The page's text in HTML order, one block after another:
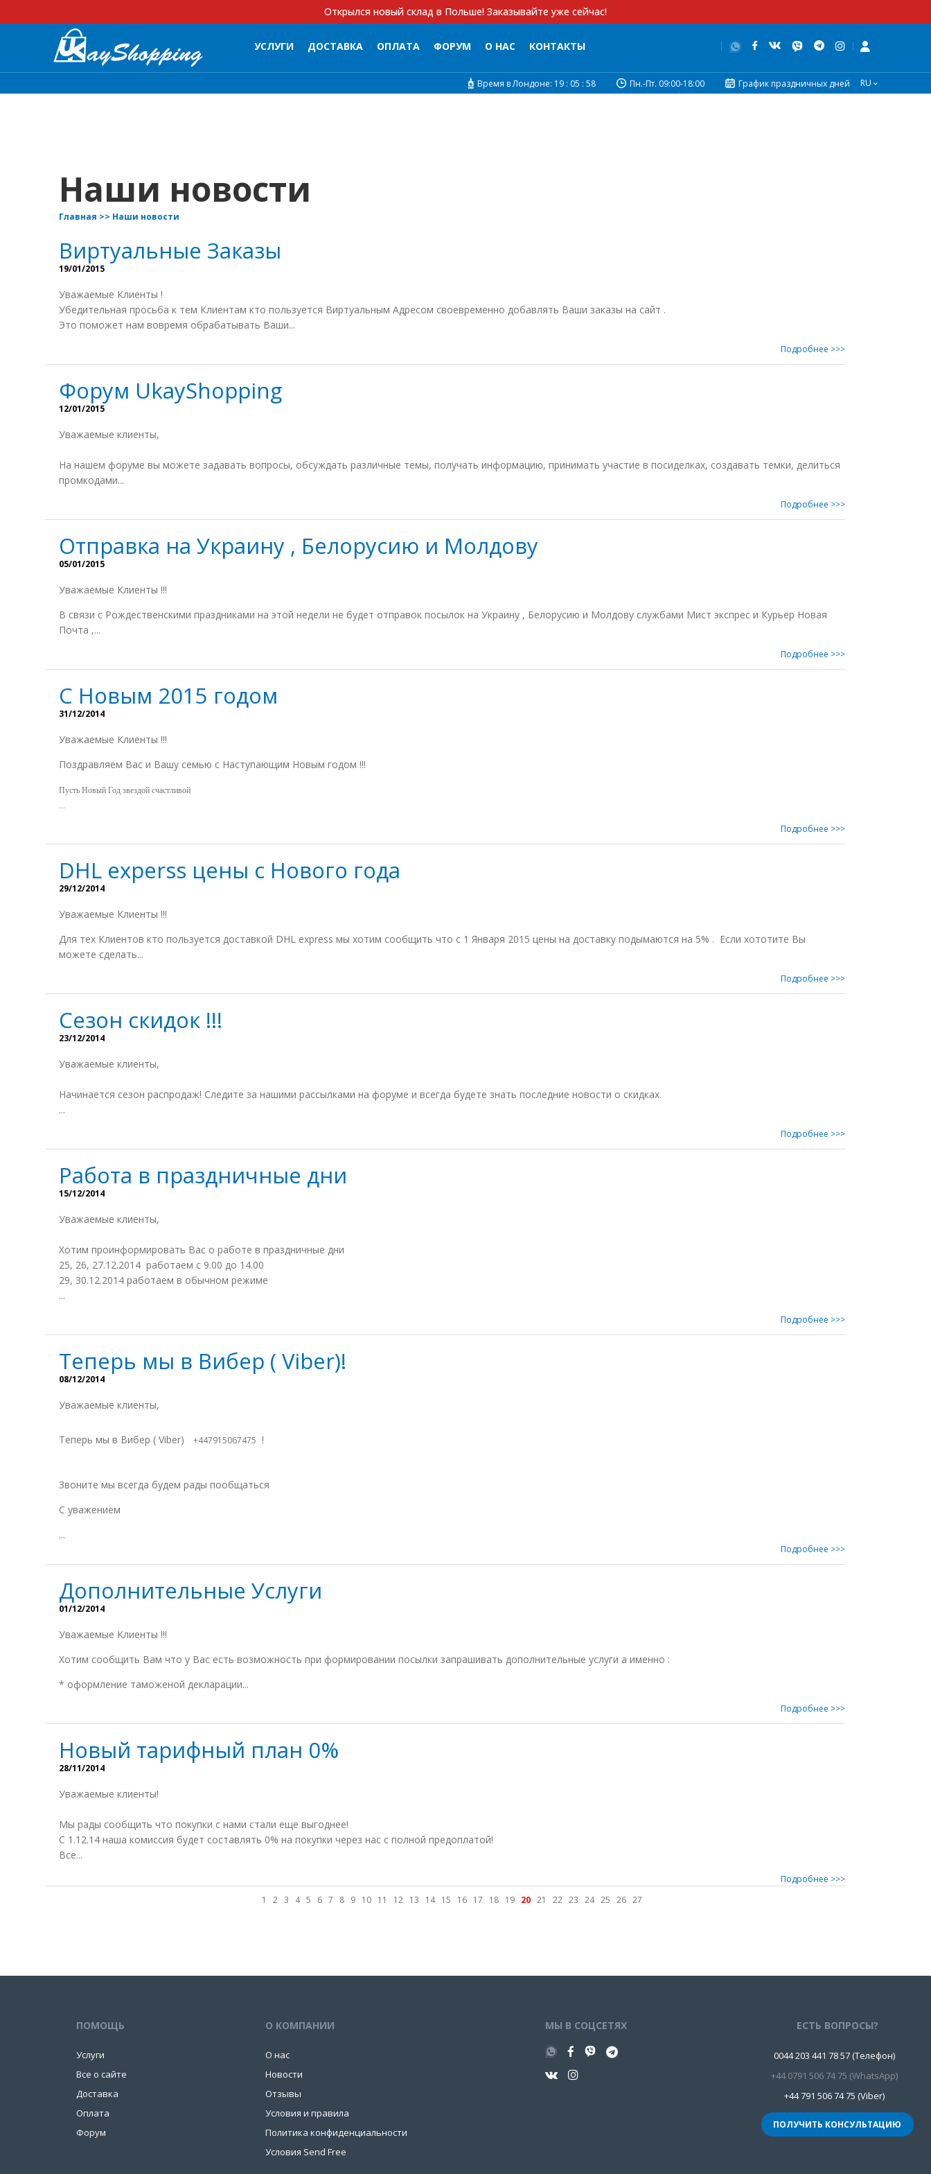
Открылся новый склад в Польше! Заказывайте уже сейчас!
УСЛУГИ ДОСТАВКА ОПЛАТА ФОРУМ О НАС КОНТАКТЫ
Время в Лондоне: 19 : 05 : 59 Пн.-Пт. 09:00-18:00 График праздничных дней RU
Наши новости
Главная >> Наши новости
Виртуальные Заказы
19/01/2015
Уважаемые Клиенты !
Убедительная просьба к тем Клиентам кто пользуется Виртуальным Адресом своевременно добавлять Ваши заказы на сайт .
Это поможет нам вовремя обрабатывать Ваши...
Подробнее >>>
Форум UkayShopping
12/01/2015
Уважаемые клиенты,
На нашем форуме вы можете задавать вопросы, обсуждать различные темы, получать информацию, принимать участие в посиделках, создавать темки, делиться
промкодами...
Подробнее >>>
Отправка на Украину , Белорусию и Молдову
05/01/2015
Уважаемые Клиенты !!!
В связи с Рождественскими праздниками на этой недели не будет отправок посылок на Украину , Белорусию и Молдову службами Мист экспрес и Курьер Новая
Почта ,...
Подробнее >>>
С Новым 2015 годом
31/12/2014
Уважаемые Клиенты !!!
Поздравляем Вас и Вашу семью с Наступающим Новым годом !!!
Пусть Новый Год звездой счастливой
...
Подробнее >>>
DHL experss цены с Нового года
29/12/2014
Уважаемые Клиенты !!!
Для тех Клиентов кто пользуется доставкой DHL express мы хотим сообщить что с 1 Января 2015 цены на доставку подымаются на 5% . Если хототите Вы
можете сделать...
Подробнее >>>
Сезон скидок !!!
23/12/2014
Уважаемые клиенты,
Начинается сезон распродаж! Следите за нашими рассылками на форуме и всегда будете знать последние новости о скидках.
...
Подробнее >>>
Работа в праздничные дни
15/12/2014
Уважаемые клиенты,
Хотим проинформировать Вас о работе в праздничные дни
25, 26, 27.12.2014 работаем с 9.00 до 14.00
29, 30.12.2014 работаем в обычном режиме
...
Подробнее >>>
Теперь мы в Вибер ( Viber)!
08/12/2014
Уважаемые клиенты,
Теперь мы в Вибер ( Viber) +447915067475 !
Звоните мы всегда будем рады пообщаться
С уважением
...
Подробнее >>>
Дополнительные Услуги
01/12/2014
Уважаемые Клиенты !!!
Хотим сообщить Вам что у Вас есть возможность при формировании посылки запрашивать дополнительные услуги а именно :
* оформление таможеной декларации...
Подробнее >>>
Новый тарифный план 0%
28/11/2014
Уважаемые клиенты!
Мы рады сообщить что покупки с нами стали еще выгоднее!
С 1.12.14 наша комиссия будет составлять 0% на покупки через нас с полной предоплатой!
Все...
Подробнее >>>
1
2 3 4 5 6 7 8 9 10 11 12 13 14 15 16 17 18 19 20 21 22 23 24 25 26 27
ПОМОЩЬ
Услуги
Все о сайте
Доставка
Оплата
Форум
О КОМПАНИИ
О нас
Новости
Отзывы
Условия и правила
Политика конфиденциальности
Условия Send Free
МЫ В СОЦСЕТЯХ ЕСТЬ ВОПРОСЫ?
0044 203 441 78 57 (Телефон)
+44 0791 506 74 75 (WhatsApp)
+44 791 506 74 75 (Viber)
ПОЛУЧИТЬ КОНСУЛЬТАЦИЮ